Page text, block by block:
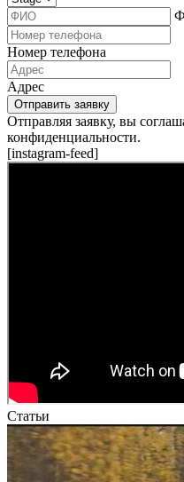
Номер телефона
Адрес
Отправить заявку
Отправляя заявку, вы
конфиденциальности.
[instagram-feed]
Статьи